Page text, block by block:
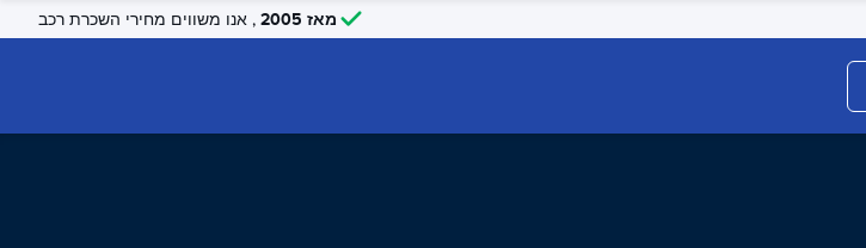
מאז 2005 , אנו משווים מחירי השכרת רכב